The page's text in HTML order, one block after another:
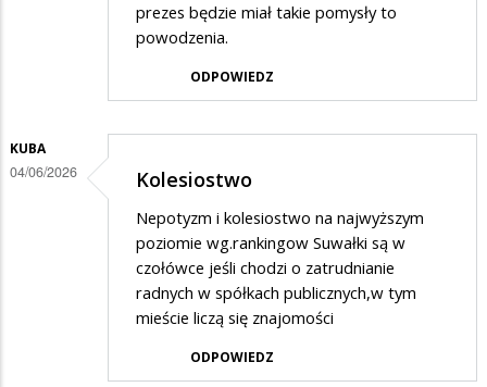
prezes będzie miał takie pomysły to
powodzenia.
ODPOWIEDZ
KUBA
04/06/2026 Kolesiostwo
Nepotyzm i kolesiostwo na najwyższym
poziomie wg.rankingow Suwałki są w
czołówce jeśli chodzi o zatrudnianie
radnych w spółkach publicznych,w tym
mieście liczą się znajomości
ODPOWIEDZ